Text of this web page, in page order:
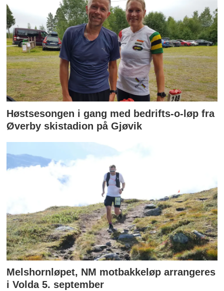
Høstsesongen i gang med bedrifts-o-løp fra
Øverby skistadion på Gjøvik
Melshornløpet, NM motbakkeløp arrangeres
i Volda 5. september